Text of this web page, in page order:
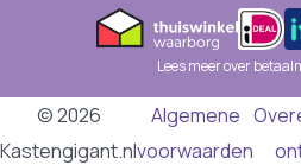
Lees meer over
© 2026
Kastengigant.nl
Algemene
voorwaarden